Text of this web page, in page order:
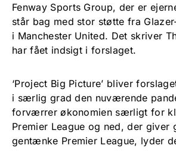
Fenway Sports Group, der er
står bag med stor støtte fra
i Manchester United. Det skriver
har fået indsigt i forslaget.
‘Project Big Picture’ bliver
i særlig grad den nuværende
forværrer økonomien særligt for
Premier League og ned, der giver
gentænke Premier League, lyder